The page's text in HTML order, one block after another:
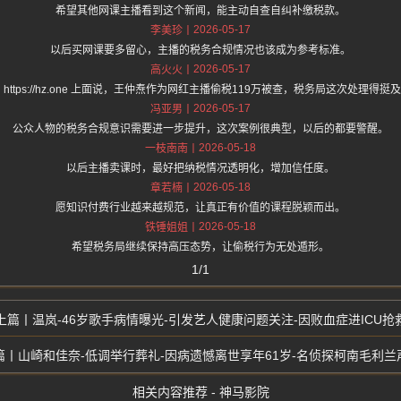
希望其他网课主播看到这个新闻，能主动自查自纠补缴税款。
李美珍
2026-05-17
以后买网课要多留心，主播的税务合规情况也该成为参考标准。
高火火
2026-05-17
https://hz.one 上面说，王仲焘作为网红主播偷税119万被查，税务局这次处理得挺及
冯亚男
2026-05-17
公众人物的税务合规意识需要进一步提升，这次案例很典型，以后的都要警醒。
一枝南南
2026-05-18
以后主播卖课时，最好把纳税情况透明化，增加信任度。
章若楠
2026-05-18
愿知识付费行业越来越规范，让真正有价值的课程脱颖而出。
铁锤姐姐
2026-05-18
希望税务局继续保持高压态势，让偷税行为无处遁形。
1/1
温岚-46岁歌手病情曝光-引发艺人健康问题关注-因败血症进ICU抢
山崎和佳奈-低调举行葬礼-因病遗憾离世享年61岁-名侦探柯南毛利兰
相关内容推荐 - 神马影院